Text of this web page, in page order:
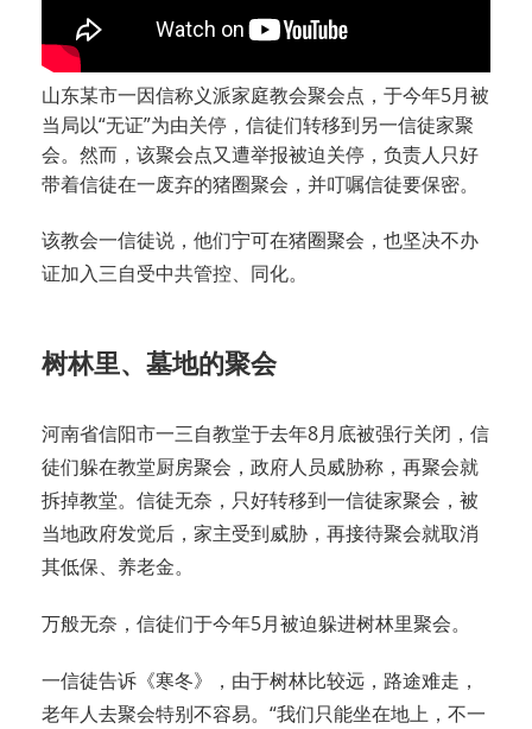
山东某市一因信称义派家庭教会聚会点，于今年5月被
当局以“无证”为由关停，信徒们转移到另一信徒家聚
会。然而，该聚会点又遭举报被迫关停，负责人只好
带着信徒在一废弃的猪圈聚会，并叮嘱信徒要保密。
该教会一信徒说，他们宁可在猪圈聚会，也坚决不办
证加入三自受中共管控、同化。
树林里、墓地的聚会
河南省信阳市一三自教堂于去年8月底被强行关闭，信
徒们躲在教堂厨房聚会，政府人员威胁称，再聚会就
拆掉教堂。信徒无奈，只好转移到一信徒家聚会，被
当地政府发觉后，家主受到威胁，再接待聚会就取消
其低保、养老金。
万般无奈，信徒们于今年5月被迫躲进树林里聚会。
一信徒告诉《寒冬》，由于树林比较远，路途难走，
老年人去聚会特别不容易。“我们只能坐在地上，不一